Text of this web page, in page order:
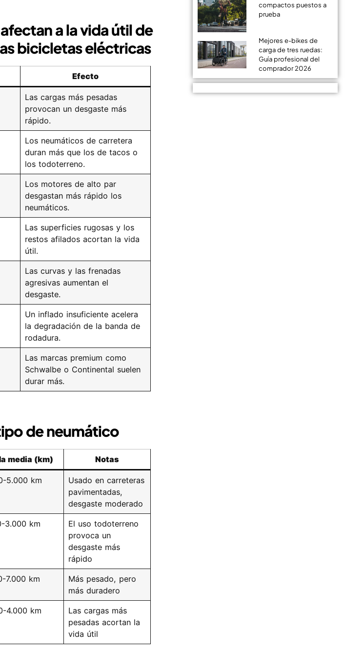
a la vida útil de
bicicletas eléctricas
Efecto
Las cargas más pesadas
provocan un desgaste más
rápido.
Los neumáticos de carretera
duran más que los de tacos o
los todoterreno.
Los motores de alto par
desgastan más rápido los
neumáticos.
Las superficies rugosas y los
restos afilados acortan la vida
útil.
Las curvas y las frenadas
agresivas aumentan el
desgaste.
Un inflado insuficiente acelera
la degradación de la banda de
rodadura.
Las marcas premium como
Schwalbe o Continental suelen
durar más.
de neumático
media (km) Notas
5.000 km
Usado en carreteras
pavimentadas,
desgaste moderado
3.000 km
El uso todoterreno
provoca un
desgaste más
rápido
7.000 km
Más pesado, pero
más duradero
4.000 km
Las cargas más
pesadas acortan la
vida útil
compactos puestos a
prueba
Mejores e-bikes de
carga de tres ruedas:
Guía profesional del
comprador 2026